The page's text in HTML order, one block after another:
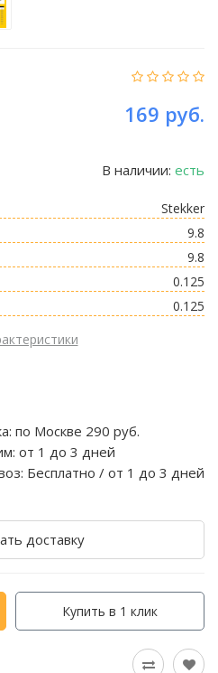
169 руб.
В наличии: есть
Stekker
9.8
9.8
0.125
0.125
по Москве 290 руб.
от 1 до 3 дней
Бесплатно / от 1 до 3 дней
доставку
Купить в 1 клик